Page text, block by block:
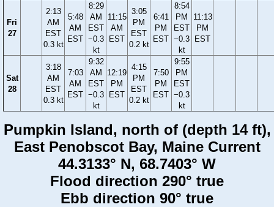
Fri
27
2:13
AM
EST
0.3 kt
5:48
AM
EST
8:29
AM
EST
−0.3
kt
11:15
AM
EST
3:05
PM
EST
0.2 kt
6:41
PM
EST
8:54
PM
EST
−0.3
kt
11:13
PM
EST
Sat
28
3:18
AM
EST
0.3 kt
7:03
AM
EST
9:32
AM
EST
−0.3
kt
12:19
PM
EST
4:15
PM
EST
0.2 kt
7:50
PM
EST
9:55
PM
EST
−0.3
kt
Pumpkin Island, north of (depth 14 ft),
East Penobscot Bay, Maine Current
44.3133° N, 68.7403° W
Flood direction 290° true
Ebb direction 90° true